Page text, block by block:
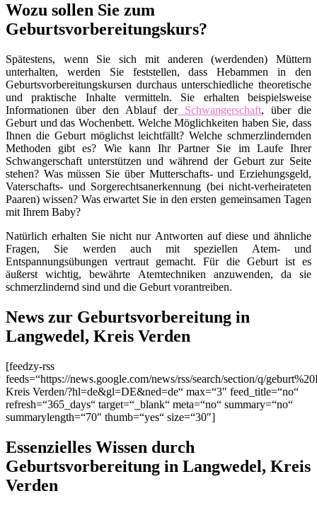
Wozu sollen Sie zum
Geburtsvorbereitungskurs?
Spätestens, wenn Sie sich mit anderen (werdenden) Müttern
unterhalten, werden Sie feststellen, dass Hebammen in den
Geburtsvorbereitungskursen durchaus unterschiedliche theoretische
und praktische Inhalte vermitteln. Sie erhalten beispielsweise
Informationen über den Ablauf derSchwangerschaft, über die
Geburt und das Wochenbett. Welche Möglichkeiten haben Sie, dass
Ihnen die Geburt möglichst leichtfällt? Welche schmerzlindernden
Methoden gibt es? Wie kann Ihr Partner Sie im Laufe Ihrer
Schwangerschaft unterstützen und während der Geburt zur Seite
stehen? Was müssen Sie über Mutterschafts- und Erziehungsgeld,
Vaterschafts- und Sorgerechtsanerkennung (bei nicht-verheirateten
Paaren) wissen? Was erwartet Sie in den ersten gemeinsamen Tagen
mit Ihrem Baby?
Natürlich erhalten Sie nicht nur Antworten auf diese und ähnliche
Fragen, Sie werden auch mit speziellen Atem- und
Entspannungsübungen vertraut gemacht. Für die Geburt ist es
äußerst wichtig, bewährte Atemtechniken anzuwenden, da sie
schmerzlindernd sind und die Geburt vorantreiben.
News zur Geburtsvorbereitung in
Langwedel, Kreis Verden
[feedzy-rss
feeds=“https://news.google.com/news/rss/search/section/q/
Kreis Verden/?hl=de&gl=DE&ned=de“ max=“3″ feed_title=“no“
refresh=“365_days“ target=“_blank“ meta=“no“ summary=“no“
summarylength=“70″ thumb=“yes“ size=“30″]
Essenzielles Wissen durch
Geburtsvorbereitung in Langwedel, Kreis
Verden